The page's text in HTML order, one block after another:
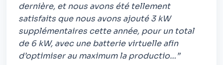
dernière, et nous avons été tellement
satisfaits que nous avons ajouté 3 kW
supplémentaires cette année, pour un total
de 6 kW, avec une batterie virtuelle afin
d’optimiser au maximum la productio…”